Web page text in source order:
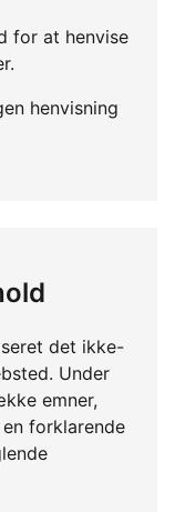
for at henvise
henvisning
det ikke-
Under
emner,
forklarende